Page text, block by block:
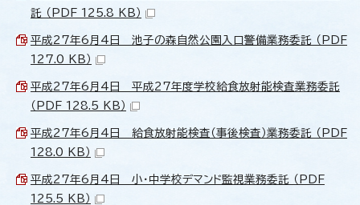
託 （PDF 125.8 KB）
平成27年6月4日 池子の森自然公園入口警備業務委託 （PDF
127.0 KB）
平成27年6月4日 平成27年度学校給食放射能検査業務委託
（PDF 128.5 KB）
平成27年6月4日 給食放射能検査（事後検査）業務委託 （PDF
128.0 KB）
平成27年6月4日 小・中学校デマンド監視業務委託 （PDF
125.5 KB）